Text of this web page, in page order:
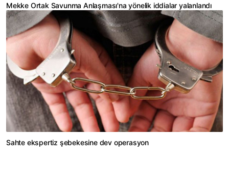
Mekke Ortak Savunma Anlaşması'na yönelik iddialar yalanlandı
Sahte ekspertiz şebekesine dev operasyon